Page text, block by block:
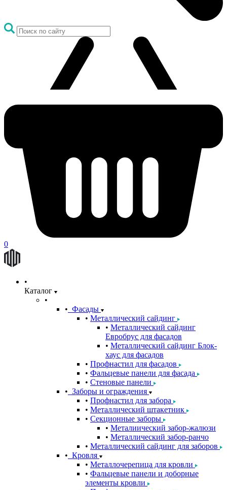
0
Каталог
Фасады
Металлический сайдинг
Металлический сайдинг
Евробрус для фасадов
Металлический сайдинг Блок-
хаус для фасадов
Профнастил для фасадов
Фальцевые панели для фасада
Стеновые панели
Заборы и ограждения
Профнастил для забора
Металлический штакетник
Секционные заборы
Металиический забор-жалюзи
Металлический забор-ранчо
Металлический сайдинг для заборов
Кровля
Металлочерепица для кровли
Фальцевые панели и доборные
элементы кровли